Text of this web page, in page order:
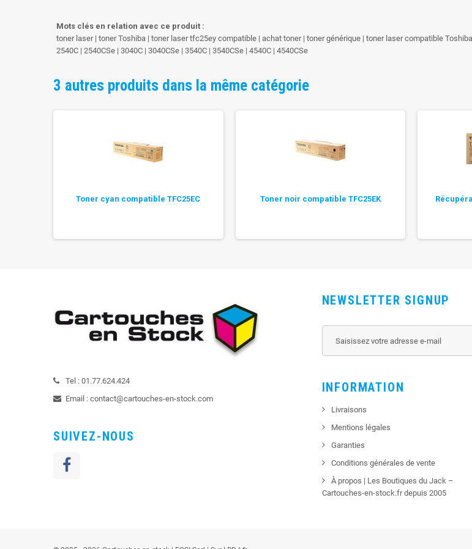
Mots clés en relation avec ce produit :
toner laser | toner Toshiba | toner laser tfc25ey compatible | achat toner | toner générique | toner laser compatible
2540C | 2540CSe | 3040C | 3040CSe | 3540C | 3540CSe | 4540C | 4540CSe
3 autres produits dans la même catégorie
Toner cyan compatible TFC25EC Toner noir compatible TFC25EK
Tel : 01.77.624.424
Email : contact@cartouches-en-stock.com
SUIVEZ-NOUS
NEWSLETTER SIGNUP
INFORMATION
Livraisons
Mentions légales
Garanties
Conditions générales de vente
À propos | Les Boutiques du Jack –
Cartouches-en-stock.fr depuis 2005